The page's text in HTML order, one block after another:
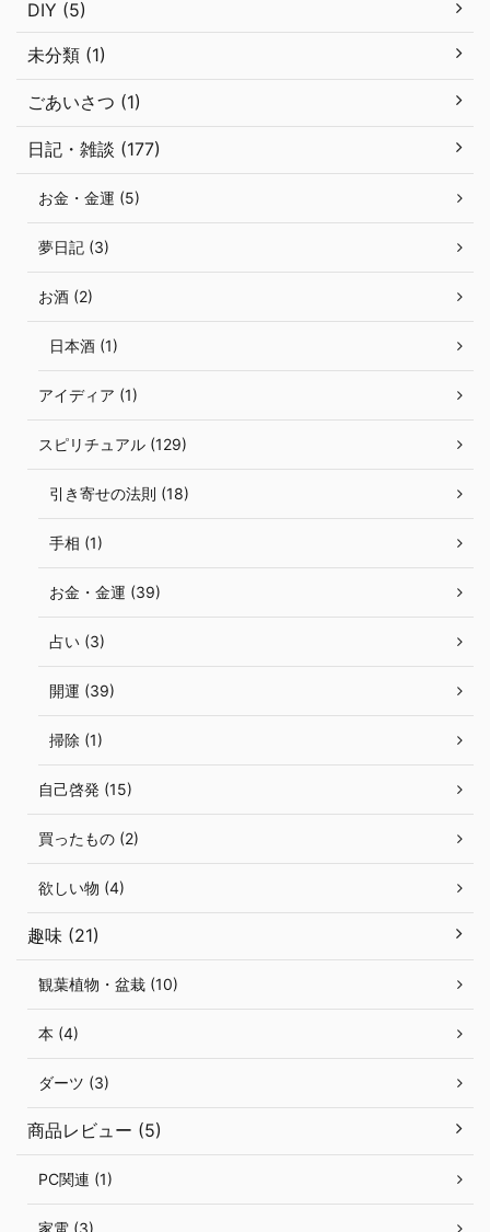
DIY (5)
未分類 (1)
ごあいさつ (1)
日記・雑談 (177)
お金・金運 (5)
夢日記 (3)
お酒 (2)
日本酒 (1)
アイディア (1)
スピリチュアル (129)
引き寄せの法則 (18)
手相 (1)
お金・金運 (39)
占い (3)
開運 (39)
掃除 (1)
自己啓発 (15)
買ったもの (2)
欲しい物 (4)
趣味 (21)
観葉植物・盆栽 (10)
本 (4)
ダーツ (3)
商品レビュー (5)
PC関連 (1)
家電 (3)